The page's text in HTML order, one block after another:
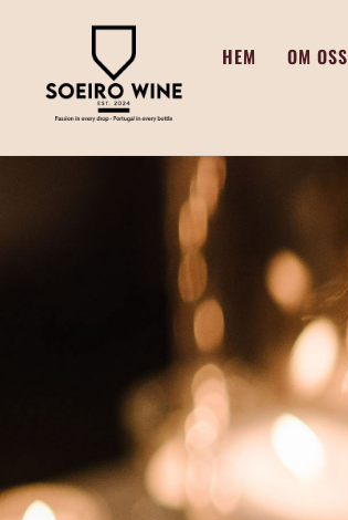
HEM OM OSS